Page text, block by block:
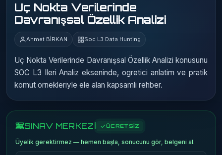
Uç Nokta Verilerinde
Davranışsal Özellik Analizi
Ahmet BİRKAN Soc L3 Data Hunting
Uç Nokta Verilerinde Davranışsal Özellik Analizi konusunu
SOC L3 Ileri Analiz ekseninde, ogretici anlatim ve pratik
komut ornekleriyle ele alan kapsamli rehber.
SINAV MERKEZİ ÜCRETSİZ
Üyelik gerektirmez — hemen başla, sonucunu gör, belgeni al.